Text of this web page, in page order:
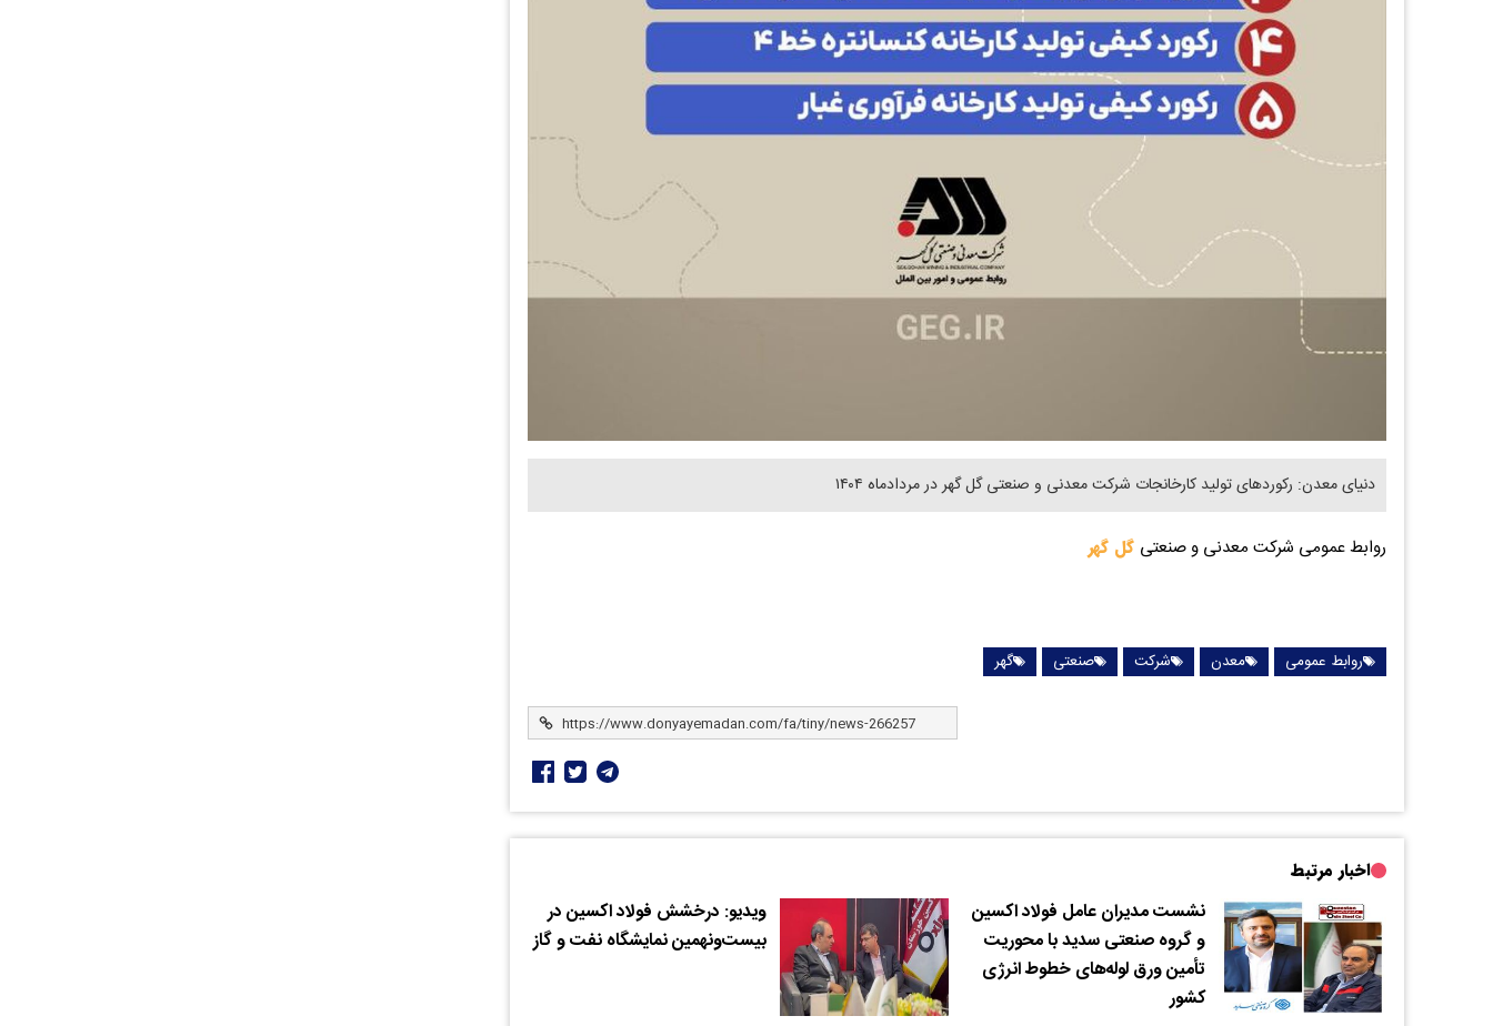
دنیای معدن: رکوردهای تولید کارخانجات شرکت معدنی و صنعتی گل گهر در مردادماه ۱۴۰۴
روابط عمومی شرکت معدنی و صنعتی گل گهر
روابط عمومی معدن شرکت صنعتی گهر
اخبار مرتبط
نشست مدیران عامل فولاد اکسین
و گروه صنعتی سدید با محوریت
تأمین ورق لوله‌های خطوط انرژی
کشور
ویدیو: درخشش فولاد اکسین در
بیست‌ونهمین نمایشگاه نفت و گاز